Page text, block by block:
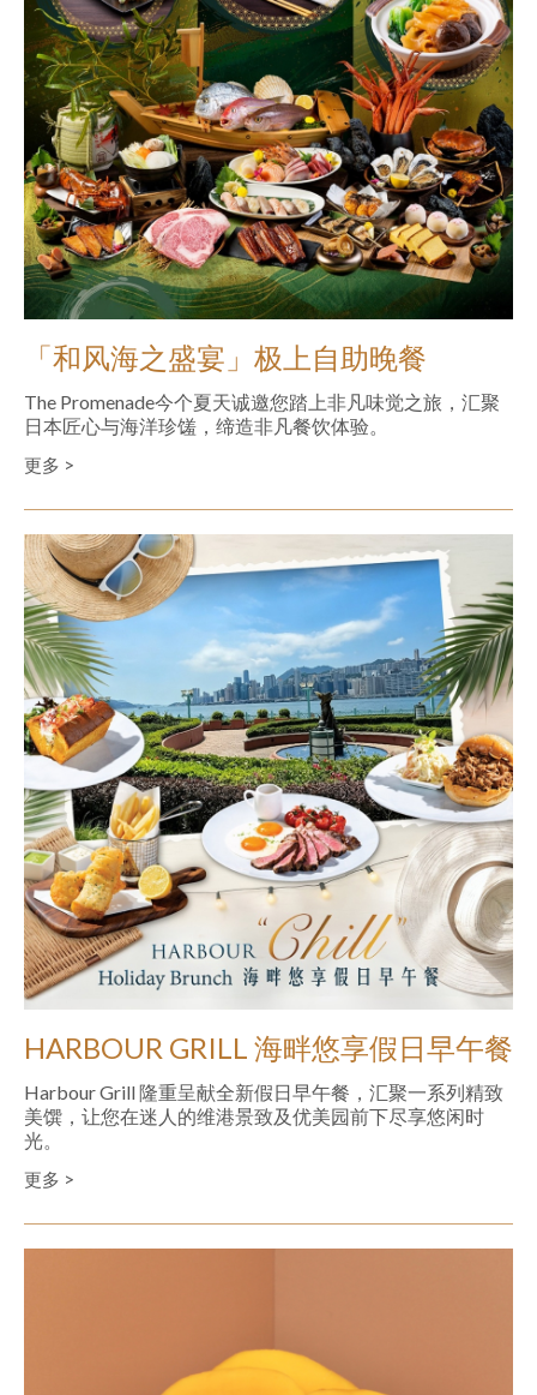
「和风海之盛宴」极上自助晚餐
The Promenade今个夏天诚邀您踏上非凡味觉之旅，汇聚
日本匠心与海洋珍馐，缔造非凡餐饮体验。
更多 >
HARBOUR GRILL 海畔悠享假日早午餐
Harbour Grill 隆重呈献全新假日早午餐，汇聚一系列精致
美馔，让您在迷人的维港景致及优美园前下尽享悠闲时
光。
更多 >